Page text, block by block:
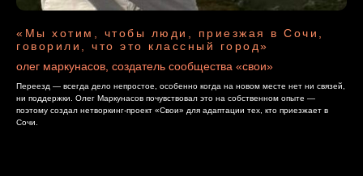
«Мы хотим, чтобы люди, приезжая в Сочи,
говорили, что это классный город»
олег маркунасов, создатель сообщества «свои»
Переезд — всегда дело непростое, особенно когда на новом месте нет ни связей,
ни поддержки. Олег Маркунасов почувствовал это на собственном опыте —
поэтому создал нетворкинг-проект «Свои» для адаптации тех, кто приезжает в
Сочи.